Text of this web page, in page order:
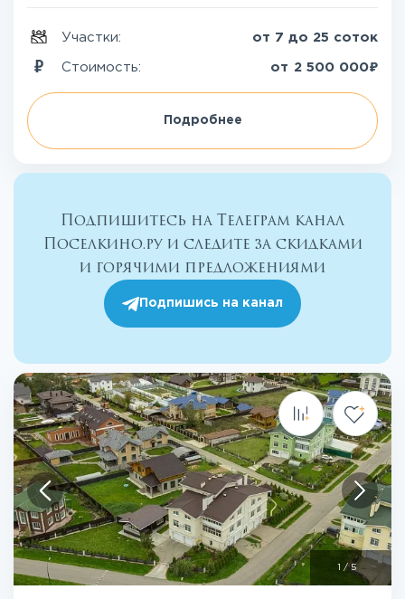
Участки: от 7 до 25 соток
Стоимость: от 2 500 000₽
Подробнее
Подпишитесь на Телеграм канал
Поселкино.ру и следите за скидками
и горячими предложениями
Подпишись на канал
/5